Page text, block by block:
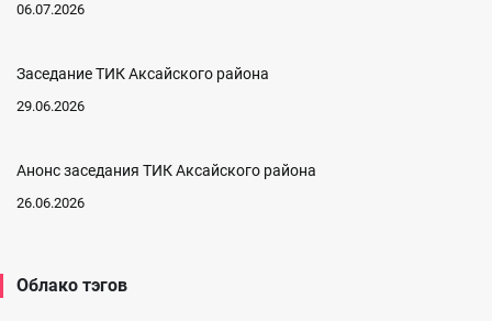
06.07.2026
Заседание ТИК Аксайского района
29.06.2026
Анонс заседания ТИК Аксайского района
26.06.2026
Облако тэгов